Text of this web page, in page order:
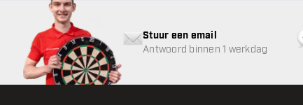
Stuur een email
Antwoord binnen 1 werkdag